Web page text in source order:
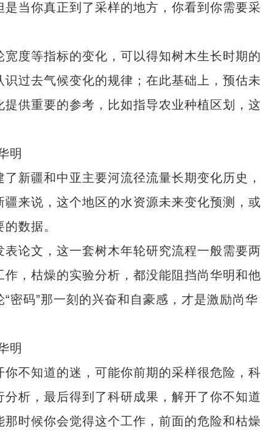
当你真正到了采样的地方，你看到你需要采
度等指标的变化，可以得知树木生长时期的
过去气候变化的规律；在此基础上，预估未
供重要的参考，比如指导农业种植区划，这
明
疆和中亚主要河流径流量长期变化历史，
来说，这个地区的水资源未来变化预测，或
数据。
论文，这一套树木年轮研究流程一般需要两
，枯燥的实验分析，都没能阻挡尚华明和他
密码”那一刻的兴奋和自豪感，才是激励尚华
明
不知道的迷，可能你前期的采样很危险，科
析，最后得到了科研成果，解开了你不知道
时候你会觉得这个工作，前面的危险和枯燥
新疆多措并举建设农业强区